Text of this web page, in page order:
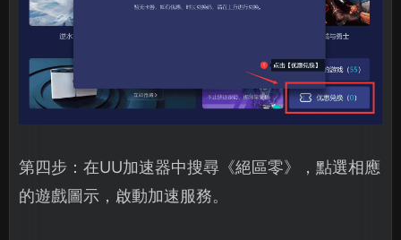
第四步：在UU加速器中搜尋《絕區零》，點選相應
的遊戲圖示，啟動加速服務。